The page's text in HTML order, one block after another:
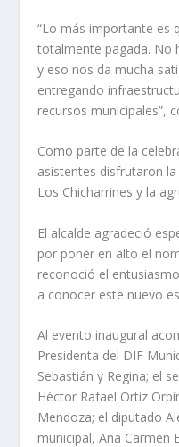
“Lo más importante es
totalmente pagada. No
y eso nos da mucha
entregando
recursos municipales”,
Como parte de la
asistentes disfrutaron
Los Chicharrines y la
El alcalde agradeció
por poner en alto el
reconoció el
a conocer este nuevo
Al evento inaugural
Presidenta del DIF
Sebastián y Regina; el
Héctor Rafael Ortiz
Mendoza; el diputado
municipal, Ana Carmen